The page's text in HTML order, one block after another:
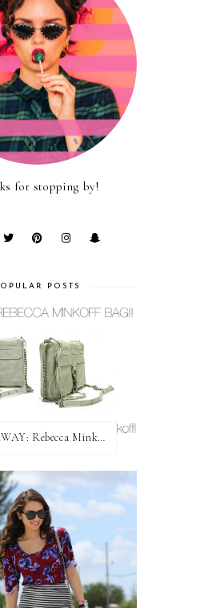
for stopping by!
POSTS
GIVEAWAY: Rebecca Minkoff Bag!